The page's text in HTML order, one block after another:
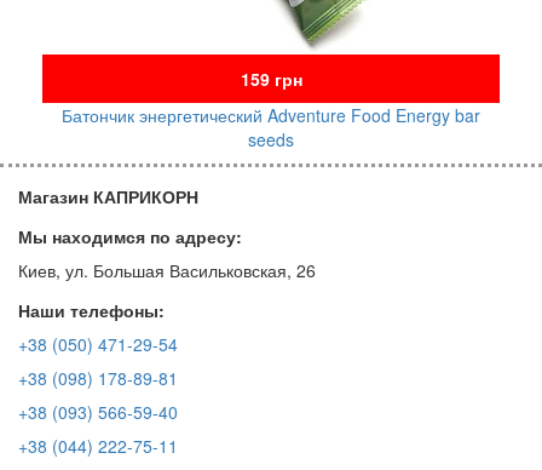
159 грн
Батончик энергетический Adventure Food Energy bar
seeds
Магазин КАПРИКОРН
Мы находимся по адресу:
Киев, ул. Большая Васильковская, 26
Наши телефоны:
+38 (050) 471-29-54
+38 (098) 178-89-81
+38 (093) 566-59-40
+38 (044) 222-75-11